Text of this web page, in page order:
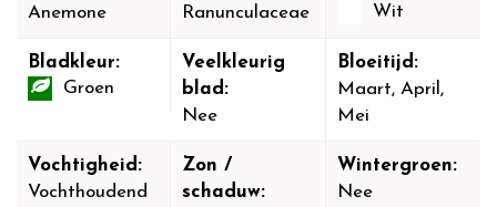
Anemone
Ranunculaceae
Wit
Bladkleur:
Groen
Veelkleurig
blad:
Nee
Bloeitijd:
Maart, April,
Mei
Vochtigheid:
Vochthoudend
Zon /
schaduw:
Wintergroen:
Nee